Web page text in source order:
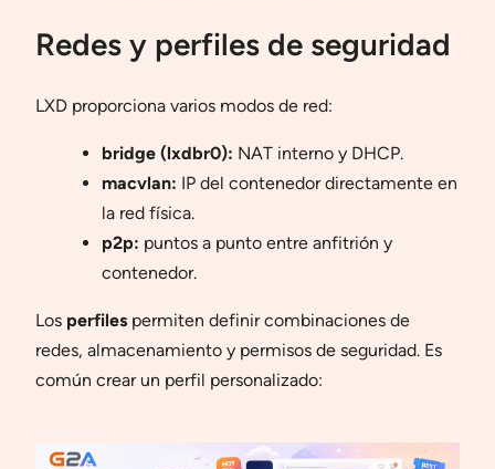
Redes y perfiles de seguridad
LXD proporciona varios modos de red:
bridge (lxdbr0): NAT interno y DHCP.
macvlan: IP del contenedor directamente en
la red física.
p2p: puntos a punto entre anfitrión y
contenedor.
Los perfiles permiten definir combinaciones de
redes, almacenamiento y permisos de seguridad. Es
común crear un perfil personalizado: